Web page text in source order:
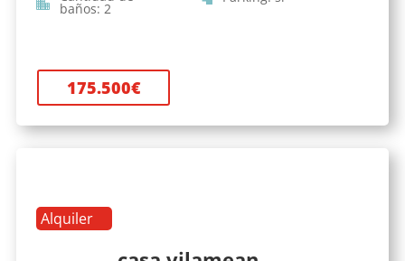
baños: 2
175.500€
Alquiler